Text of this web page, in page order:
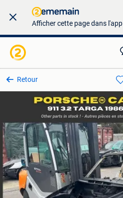
Afficher cette page dans l'app
Retour